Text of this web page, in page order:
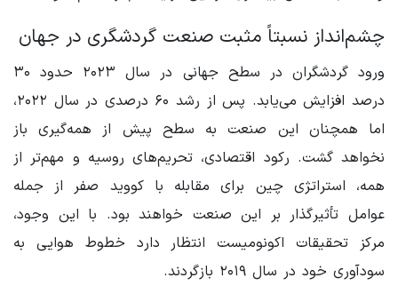
چشم‌انداز نسبتاً مثبت صنعت گردشگری در جهان
ورود گردشگران در سطح جهانی در سال ۲۰۲۳ حدود ۳۰
درصد افزایش می‌یابد. پس از رشد ۶۰ درصدی در سال ۲۰۲۲،
اما همچنان این صنعت به سطح پیش از همه‌گیری باز
نخواهد گشت. رکود اقتصادی، تحریم‌های روسیه و مهم‌تر از
همه، استراتژی چین برای مقابله با کووید صفر از جمله
عوامل تأثیرگذار بر این صنعت خواهند بود. با این وجود،
مرکز تحقیقات اکونومیست انتظار دارد خطوط هوایی به
سودآوری خود در سال ۲۰۱۹ بازگردند.